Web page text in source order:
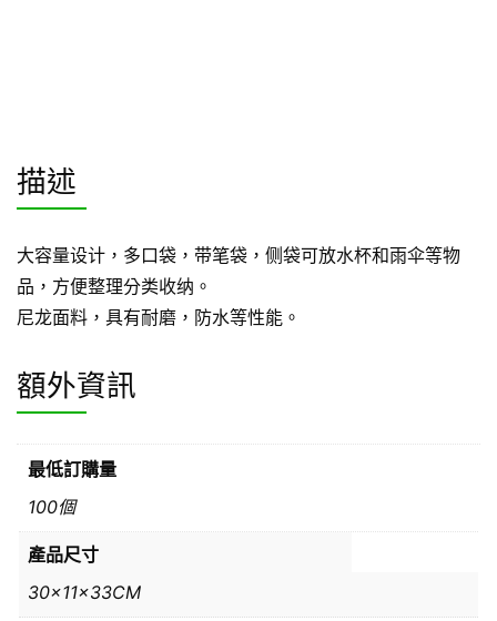
描述
大容量设计，多口袋，带笔袋，侧袋可放水杯和雨伞等物
品，方便整理分类收纳。
尼龙面料，具有耐磨，防水等性能。
額外資訊
最低訂購量
100個
產品尺寸
30x11x33CM